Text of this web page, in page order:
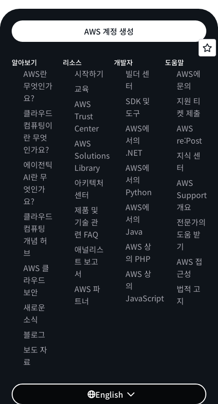
AWS 계정 생성
알아보기
AWS란
무엇인가
요?
클라우드
컴퓨팅이
란 무엇
인가요?
에이전틱
AI란 무
엇인가
요?
클라우드
컴퓨팅
개념 허
브
AWS 클
라우드
보안
새로운
소식
블로그
보도 자
료
리소스
시작하기
교육
AWS
Trust
Center
AWS
Solutions
Library
아키텍처
센터
제품 및
기술 관
련 FAQ
애널리스
트 보고
서
AWS 파
트너
개발자
빌더 센
터
SDK 및
도구
AWS에
서의
.NET
AWS에
서의
Python
AWS에
서의
Java
AWS 상
의 PHP
AWS 상
의
JavaScript
도움말
AWS에
문의
지원 티
켓 제출
AWS
re:Post
지식 센
터
AWS
Support
개요
전문가의
도움 받
기
AWS 접
근성
법적 고
지
English